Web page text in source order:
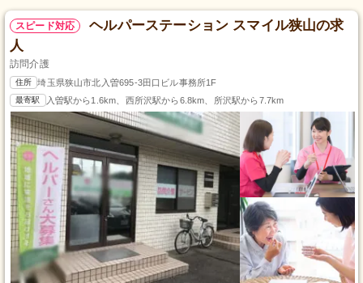
スピード対応
ヘルパーステーション スマイル狭山の求
人
訪問介護
住所 埼玉県狭山市北入曽695‐3田口ビル事務所1F
最寄駅 入曽駅から1.6km、西所沢駅から6.8km、所沢駅から7.7km